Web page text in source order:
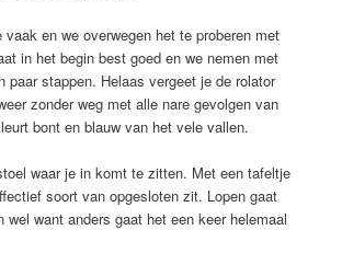
en we overwegen het te proberen met
in het begin best goed en we nemen met
paar stappen. Helaas vergeet je de rolator
zonder weg met alle nare gevolgen van
bont en blauw van het vele vallen.
waar je in komt te zitten. Met een tafeltje
soort van opgesloten zit. Lopen gaat
wel want anders gaat het een keer helemaal